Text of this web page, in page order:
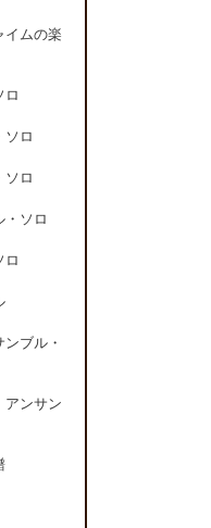
イムの楽
ロ
ソロ
ソロ
・ソロ
ロ
ブル・
アンサン